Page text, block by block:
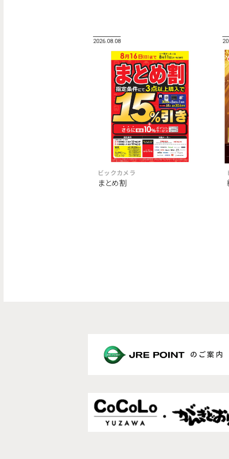
2026.08.08
ビックカメラ
まとめ割